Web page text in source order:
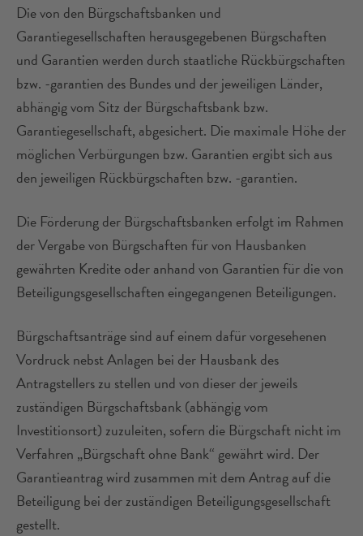
Die von den Bürgschaftsbanken und
Garantiegesellschaften herausgegebenen Bürgschaften
und Garantien werden durch staatliche Rückbürgschaften
bzw. -garantien des Bundes und der jeweiligen Länder,
abhängig vom Sitz der Bürgschaftsbank bzw.
Garantiegesellschaft, abgesichert. Die maximale Höhe der
möglichen Verbürgungen bzw. Garantien ergibt sich aus
den jeweiligen Rückbürgschaften bzw. -garantien.
Die Förderung der Bürgschaftsbanken erfolgt im Rahmen
der Vergabe von Bürgschaften für von Hausbanken
gewährten Kredite oder anhand von Garantien für die von
Beteiligungsgesellschaften eingegangenen Beteiligungen.
Bürgschaftsanträge sind auf einem dafür vorgesehenen
Vordruck nebst Anlagen bei der Hausbank des
Antragstellers zu stellen und von dieser der jeweils
zuständigen Bürgschaftsbank (abhängig vom
Investitionsort) zuzuleiten, sofern die Bürgschaft nicht im
Verfahren „Bürgschaft ohne Bank“ gewährt wird. Der
Garantieantrag wird zusammen mit dem Antrag auf die
Beteiligung bei der zuständigen Beteiligungsgesellschaft
gestellt.